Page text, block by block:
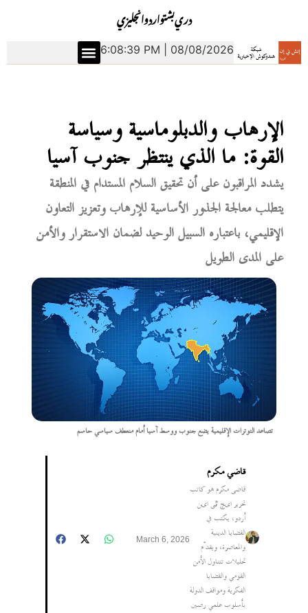
انجليزياردوبشتودري
6:08:40 PM | 08/08/2026
الإرهاب والدبلوماسية وسياسة
القوة: ما الذي ينتظر جنوب آسيا
يشدد المراقبون على أن تحقيق السلام المستدام في المنطقة
يتطلب معالجة الجذور الأساسية للإرهاب وتعزيز التعاون
الإقليمي، باعتباره السبيل الوحيد لضمان الاستقرار والأمن
على المدى الطويل
تصاعد التوترات الإقليمية يضع جنوب ووسط آسيا أمام منعطف سياسي حاسم
قاضي مكرم
قاضی مکرم هو كاتب
تحرير ایچ ٹی این
أردو، يكتب في
القضايا الدينية
والمعاصرة، ويقدّم
تحليلات تتناول الأمن
القومي والقضايا
الفكرية ومواقف الدولة
بأسلوب علمي رصين
March 6, 2026